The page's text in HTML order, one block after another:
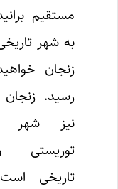
مستقیم
به شهر
زنجان
رسید. زنجان
نیز شهر
توریستی
تاریخی